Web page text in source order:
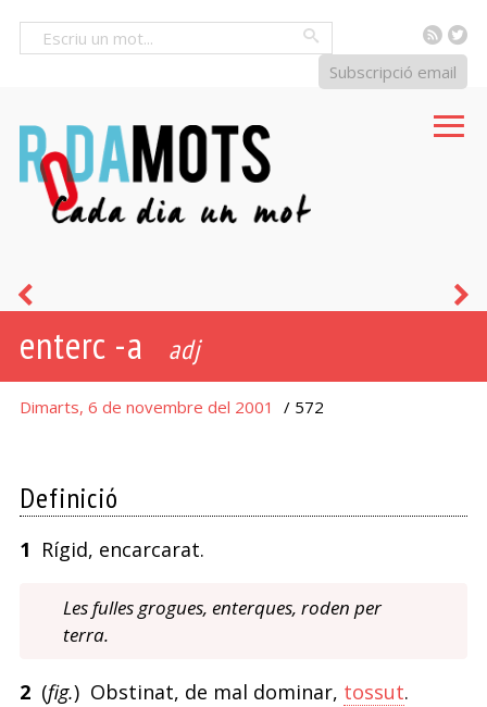
RSS
Subscripció email
enterc -a adj
Dimarts, 6 de novembre del 2001 / 572
Definició
1 Rígid, encarcarat.
Les fulles grogues, enterques, roden per
terra.
2(fig.) Obstinat, de mal dominar, tossut.
barrinar